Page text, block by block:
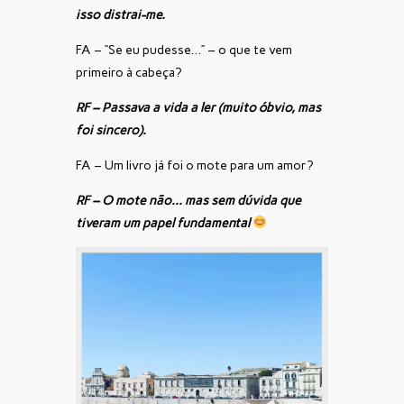
isso distrai-me.
FA – “Se eu pudesse…” – o que te vem
primeiro à cabeça?
RF – Passava a vida a ler (muito óbvio, mas
foi sincero).
FA – Um livro já foi o mote para um amor?
RF – O mote não… mas sem dúvida que
tiveram um papel fundamental